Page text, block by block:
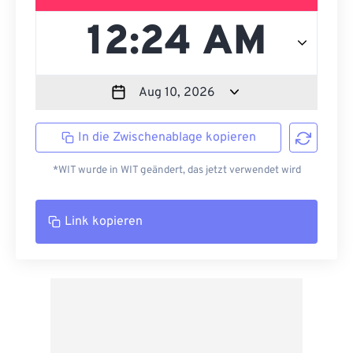
In die Zwischenablage kopieren
*WIT wurde in WIT geändert, das jetzt verwendet wird
Link kopieren